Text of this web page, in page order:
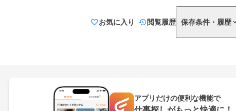
お気に入り 閲覧履歴 保存条件・履歴
アプリだけの便利な機能で